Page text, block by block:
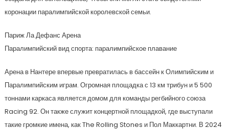
коронации паралимпийской королевской семьи.
Париж Ла Дефанс Арена
Паралимпийский вид спорта: паралимпийское плавание
Арена в Нантере впервые превратилась в бассейн к Олимпийским и
Паралимпийским играм. Огромная площадка с 13 км трибун и 5 500
тоннами каркаса является домом для команды регбийного союза
Racing 92. Он также служит концертной площадкой, где выступали
такие громкие имена, как The Rolling Stones и Пол Маккартни. В 2024